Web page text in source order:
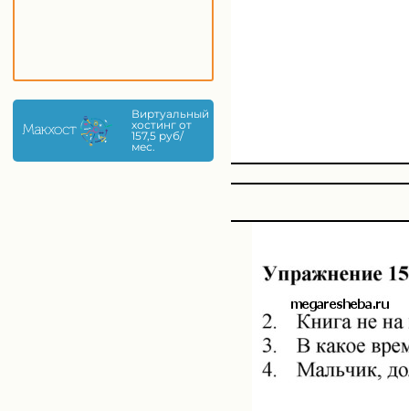
Виртуальный
хостинг от
157,5 руб/
мес.